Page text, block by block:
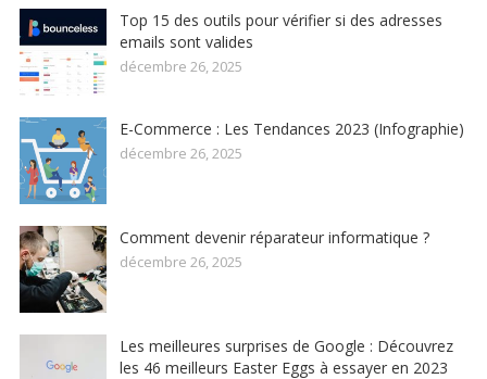
Top 15 des outils pour vérifier si des adresses
emails sont valides
décembre 26, 2025
E-Commerce : Les Tendances 2023 (Infographie)
décembre 26, 2025
Comment devenir réparateur informatique ?
décembre 26, 2025
Les meilleures surprises de Google : Découvrez
les 46 meilleurs Easter Eggs à essayer en 2023